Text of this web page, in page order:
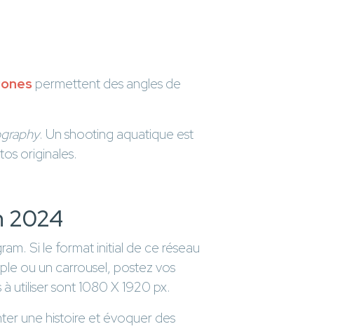
permettent des angles de
. Un shooting aquatique est
originales.
2024
Si le format initial de ce réseau
ou un carrousel, postez vos
utiliser sont 1080 X 1920 px.
une histoire et évoquer des